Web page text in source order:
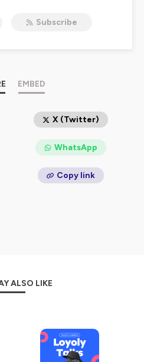
qui les passionnent.
ausha.co/politique-de-
Subscribe
EMBED
X (Twitter)
WhatsApp
Copy link
ALSO LIKE